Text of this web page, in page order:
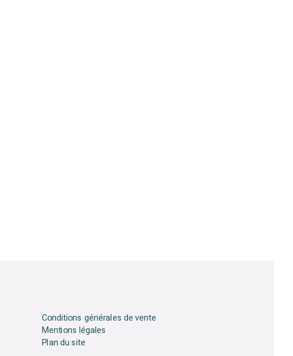
Conditions générales de vente
Mentions légales
Plan du site